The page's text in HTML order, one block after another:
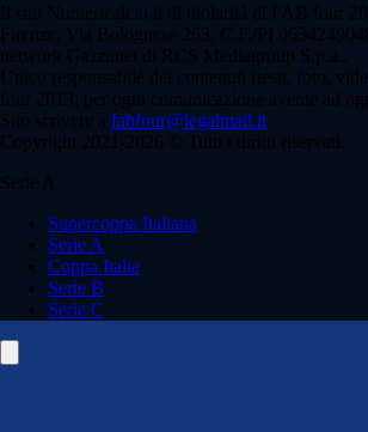
Il sito Numericalcio.it di titolarità di FAB four
Firenze, Via Bolognese 263, C.F./PI
network Gazzanet di RCS Mediagroup S.p.a..
Unico responsabile dei contenuti (testi, foto,
four 2013; per ogni comunicazione avente ad
Sito scrivere a fabfour@legalmail.it
Copyright 2021-2026 © Tutti i diritti riservati.
Serie A
Supercoppa Italiana
Serie A
Coppa Italia
Serie B
Serie C